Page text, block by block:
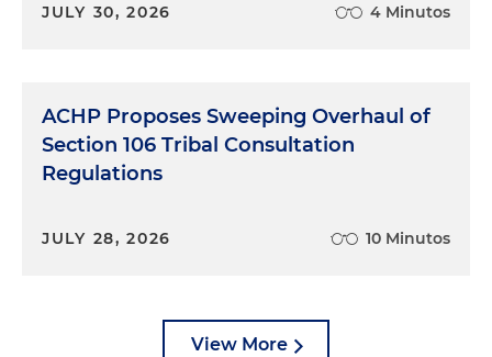
JULY 30, 2026 4 Minutos
ACHP Proposes Sweeping Overhaul of
Section 106 Tribal Consultation
Regulations
JULY 28, 2026 10 Minutos
View More